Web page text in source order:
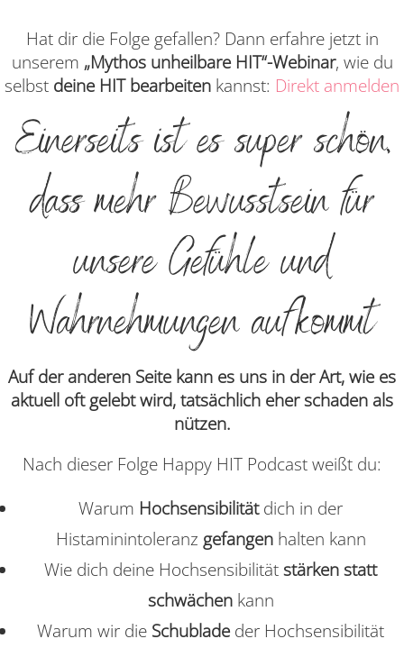
Hat dir die Folge gefallen? Dann erfahre jetzt in
unserem „Mythos unheilbare HIT“-Webinar, wie du
selbst deine HIT bearbeiten kannst: Direkt anmelden
Einerseits ist es super schön,
dass mehr Bewusstsein für
unsere Gefühle und
Wahrnehmungen aufkommt
Auf der anderen Seite kann es uns in der Art, wie es
aktuell oft gelebt wird, tatsächlich eher schaden als
nützen.
Nach dieser Folge Happy HIT Podcast weißt du:
Warum Hochsensibilität dich in der
Histaminintoleranz gefangen halten kann
Wie dich deine Hochsensibilitätstärken statt
schwächen kann
Warum wir die Schublade der Hochsensibilität